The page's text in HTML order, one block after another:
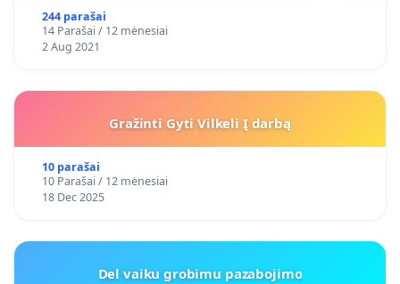
244 parašai
14 Parašai / 12 mėnesiai
2 Aug 2021
Gražinti Gyti Vilkeli Į darbą
10 parašai
10 Parašai / 12 mėnesiai
18 Dec 2025
Del vaiku grobimu pazabojimo